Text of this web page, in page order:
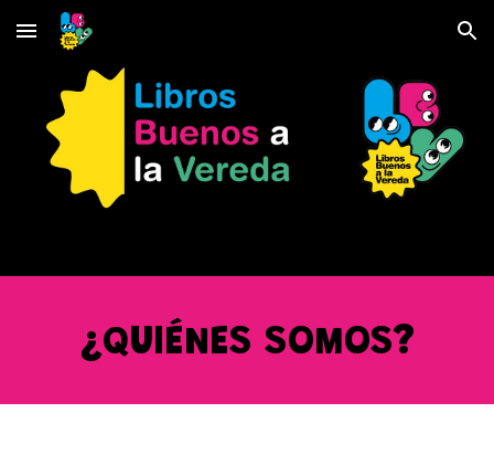
Skip to main content Skip to navigation
¿QUIÉNES SOMOS?